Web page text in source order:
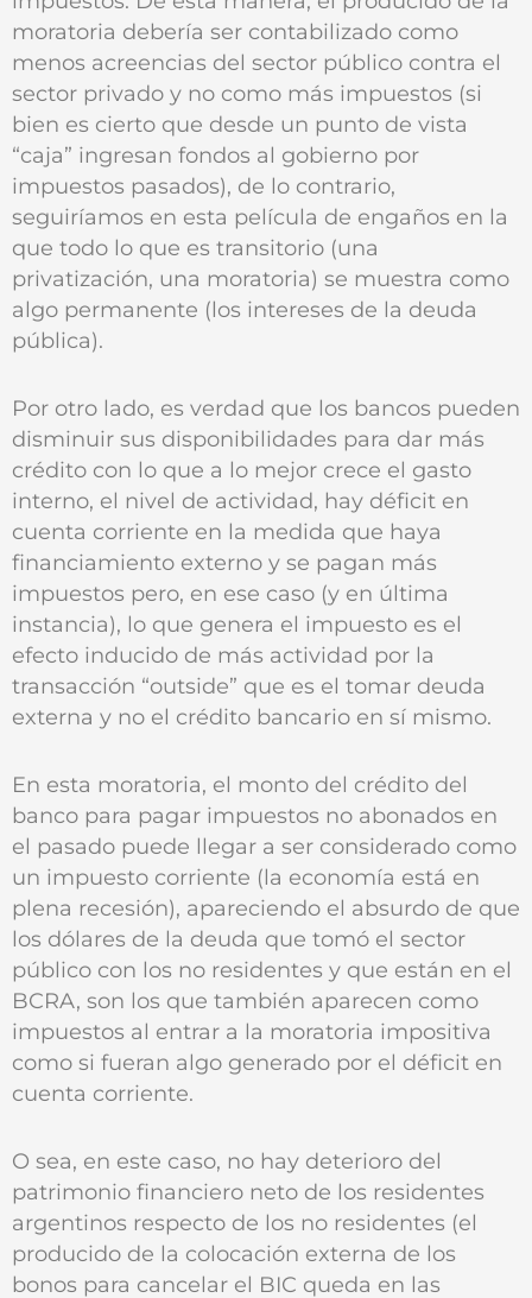
moratoria debería ser contabilizado como
menos acreencias del sector público contra el
sector privado y no como más impuestos (si
bien es cierto que desde un punto de vista
“caja” ingresan fondos al gobierno por
impuestos pasados), de lo contrario,
seguiríamos en esta película de engaños en la
que todo lo que es transitorio (una
privatización, una moratoria) se muestra como
algo permanente (los intereses de la deuda
pública).
Por otro lado, es verdad que los bancos pueden
disminuir sus disponibilidades para dar más
crédito con lo que a lo mejor crece el gasto
interno, el nivel de actividad, hay déficit en
cuenta corriente en la medida que haya
financiamiento externo y se pagan más
impuestos pero, en ese caso (y en última
instancia), lo que genera el impuesto es el
efecto inducido de más actividad por la
transacción “outside” que es el tomar deuda
externa y no el crédito bancario en sí mismo.
En esta moratoria, el monto del crédito del
banco para pagar impuestos no abonados en
el pasado puede llegar a ser considerado como
un impuesto corriente (la economía está en
plena recesión), apareciendo el absurdo de que
los dólares de la deuda que tomó el sector
público con los no residentes y que están en el
BCRA, son los que también aparecen como
impuestos al entrar a la moratoria impositiva
como si fueran algo generado por el déficit en
cuenta corriente.
O sea, en este caso, no hay deterioro del
patrimonio financiero neto de los residentes
argentinos respecto de los no residentes (el
producido de la colocación externa de los
bonos para cancelar el BIC queda en las